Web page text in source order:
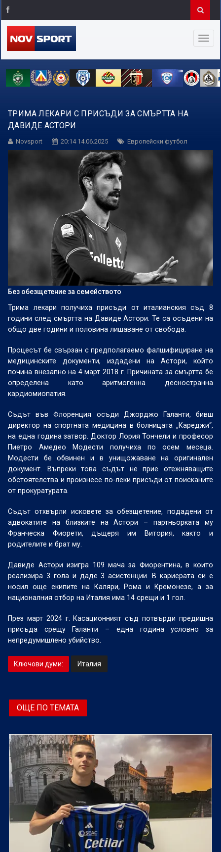
ТРИМА ЛЕКАРИ С ПРИСЪДИ ЗА СМЪРТТА НА
ДАВИДЕ АСТОРИ
Novsport 20:14 14.06.2025 Европейски футбол
Без обезщетение за семейството
Трима лекари получиха присъди от италианския съд 8
години след смъртта на Давиде Астори. Те са осъдени на
общо две години и половина лишаване от свобода.
Процесът бе свързан с предполагаемо фалшифициране на
медицинските документи, издадени на Астори, който
почина внезапно на 4 март 2018 г. Причината за смъртта бе
определена като аритмогенна десностранна
кардиомиопатия.
Съдът във Флоренция осъди Джорджо Галанти, бивш
директор на спортната медицина в болницата „Кареджи“,
на една година затвор. Доктор Лория Тончели и професор
Пиетро Амедео Модести получиха по осем месеца.
Модести бе обвинен и в унищожаване на оригинален
документ. Въпреки това съдът не прие отежняващите
обстоятелства и произнесе по-леки присъди от поисканите
от прокуратурата.
Съдът отхвърли исковете за обезщетение, подадени от
адвокатите на близките на Астори – партньорката му
Франческа Фиорети, дъщеря им Витория, както и
родителите и брат му.
Давиде Астори изигра 109 мача за Фиорентина, в които
реализира 3 гола и даде 3 асистенции. В кариерата си е
носил още екипите на Каляри, Рома и Кремонезе, а за
националния отбор на Италия има 14 срещи и 1 гол.
През март 2024 г. Касационният съд потвърди предишна
присъда срещу Галанти – една година условно за
непредумишлено убийство.
Ключови думи: Италия
ОЩЕ ПО ТЕМАТА